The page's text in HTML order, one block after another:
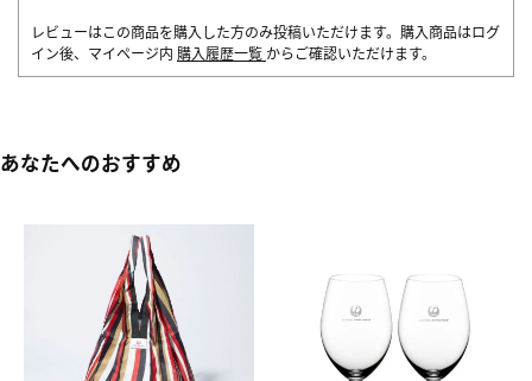
レビューはこの商品を購入した方のみ投稿いただけます。購入商品はログ
イン後、マイページ内 購入履歴一覧 からご確認いただけます。
あなたへのおすすめ